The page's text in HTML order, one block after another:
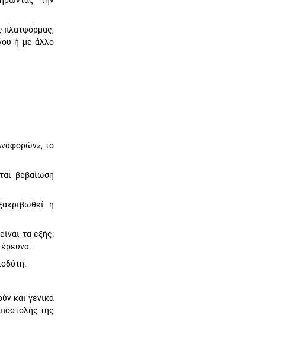
πλατφόρμας,
ή με άλλο
το
βεβαίωση
η
τα εξής:
και γενικά
της